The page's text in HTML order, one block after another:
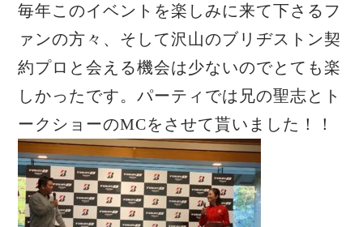
毎年このイベントを楽しみに来て下さるフ
ァンの方々、そして沢山のブリヂストン契
約プロと会える機会は少ないのでとても楽
しかったです。パーティでは兄の聖志とト
ークショーのMCをさせて貰いました！！